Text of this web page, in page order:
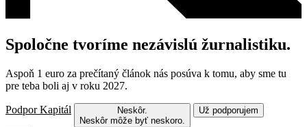
Spoločne tvoríme nezávislú žurnalistiku.
Aspoň 1 euro za prečítaný článok nás posúva k tomu, aby sme tu
pre teba boli aj v roku 2027.
Podpor Kapitál
Neskôr.
Neskôr môže byť neskoro.
Už podporujem